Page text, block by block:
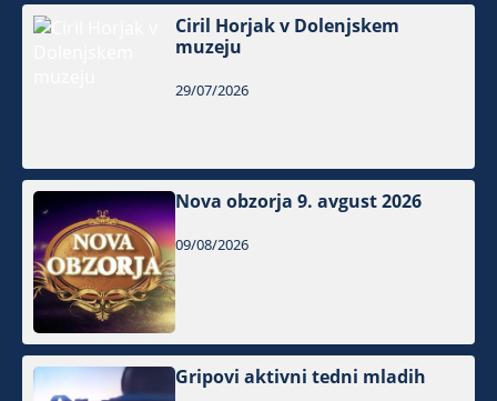
Ciril Horjak v Dolenjskem
muzeju
29/07/2026
Nova obzorja 9. avgust 2026
09/08/2026
Gripovi aktivni tedni mladih